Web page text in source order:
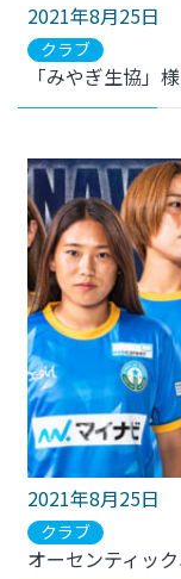
2021年8月25日
クラブ
「みやぎ生協」
2021年8月25日
クラブ
オーセンティッ